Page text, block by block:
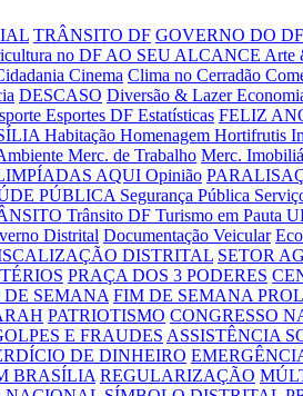
TRÂNSITO DF GOVERNO DO DF
no DFAO SEU ALCANCE Arte
Cinema Clima no Cerradão
DESCASO Diversão & Lazer
Esportes DF Estatísticas FELIZ
Habitação Homenagem Hortifrutis
Merc. de Trabalho Merc.
AQUI Opinião
PÚBLICA Segurança Pública
Trânsito DF Turismo em Pauta
Distrital Documentação Veicular
DISTRITAL SETOR
PRAÇA DOS 3 PODERES
DE SEMANA FIM DE SEMANA
PATRIOTISMO CONGRESSO
E FRAUDES ASSISTÊNCIA
DE DINHEIRO
BRASÍLIA REGULARIZAÇÃO